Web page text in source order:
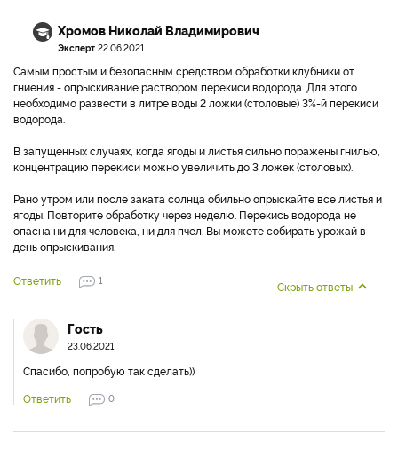
Хромов Николай Владимирович
Эксперт 22.06.2021
Самым простым и безопасным средством обработки клубники от
гниения - опрыскивание раствором перекиси водорода. Для этого
необходимо развести в литре воды 2 ложки (столовые) 3%-й перекиси
водорода.
В запущенных случаях, когда ягоды и листья сильно поражены гнилью,
концентрацию перекиси можно увеличить до 3 ложек (столовых).
Рано утром или после заката солнца обильно опрыскайте все листья и
ягоды. Повторите обработку через неделю. Перекись водорода не
опасна ни для человека, ни для пчел. Вы можете собирать урожай в
день опрыскивания.
Ответить 1 Скрыть ответы
Гость
23.06.2021
Спасибо, попробую так сделать))
Ответить
0